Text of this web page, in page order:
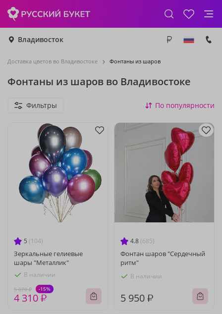
Владивосток
Доставка цветов во Владивостоке Фонтаны из шаров
Фонтаны из шаров во Владивостоке
Фильтры По популярности
5 (104)
Зеркальные гелиевые
шары "Металлик"
В наличии
5 070 ₽ -15%
4 310 ₽
4.8 (685)
Фонтан шаров "Сердечный
ритм"
В наличии
5 950 ₽